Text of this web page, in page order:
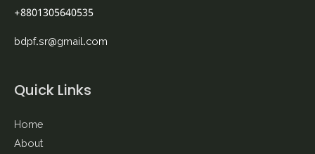
+8801305640535
bdpf.sr@gmail.com
Quick Links
Home
About